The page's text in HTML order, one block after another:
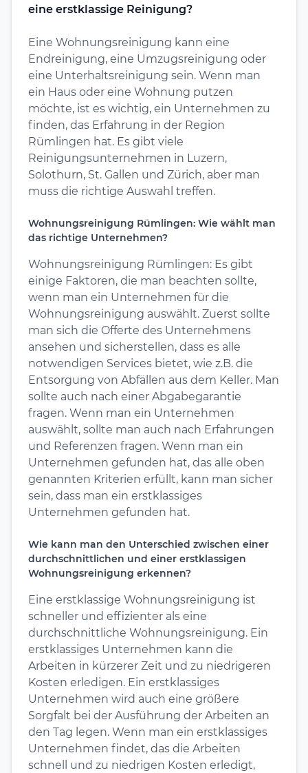
eine erstklassige Reinigung?
Eine Wohnungsreinigung kann eine
Endreinigung, eine Umzugsreinigung oder
eine Unterhaltsreinigung sein. Wenn man
ein Haus oder eine Wohnung putzen
möchte, ist es wichtig, ein Unternehmen zu
finden, das Erfahrung in der Region
Rümlingen hat. Es gibt viele
Reinigungsunternehmen in Luzern,
Solothurn, St. Gallen und Zürich, aber man
muss die richtige Auswahl treffen.
Wohnungsreinigung Rümlingen: Wie wählt man
das richtige Unternehmen?
Wohnungsreinigung Rümlingen: Es gibt
einige Faktoren, die man beachten sollte,
wenn man ein Unternehmen für die
Wohnungsreinigung auswählt. Zuerst sollte
man sich die Offerte des Unternehmens
ansehen und sicherstellen, dass es alle
notwendigen Services bietet, wie z.B. die
Entsorgung von Abfällen aus dem Keller. Man
sollte auch nach einer Abgabegarantie
fragen. Wenn man ein Unternehmen
auswählt, sollte man auch nach Erfahrungen
und Referenzen fragen. Wenn man ein
Unternehmen gefunden hat, das alle oben
genannten Kriterien erfüllt, kann man sicher
sein, dass man ein erstklassiges
Unternehmen gefunden hat.
Wie kann man den Unterschied zwischen einer
durchschnittlichen und einer erstklassigen
Wohnungsreinigung erkennen?
Eine erstklassige Wohnungsreinigung ist
schneller und effizienter als eine
durchschnittliche Wohnungsreinigung. Ein
erstklassiges Unternehmen kann die
Arbeiten in kürzerer Zeit und zu niedrigeren
Kosten erledigen. Ein erstklassiges
Unternehmen wird auch eine größere
Sorgfalt bei der Ausführung der Arbeiten an
den Tag legen. Wenn man ein erstklassiges
Unternehmen findet, das die Arbeiten
schnell und zu niedrigen Kosten erledigt,